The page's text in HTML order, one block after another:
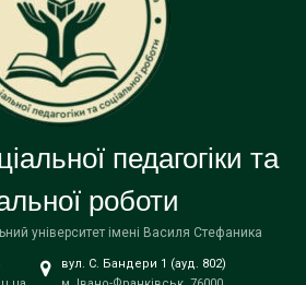
та соціальної
Сабат із
Східної
у Варшаві!
та
роботи Наталія
конференції
педагогіки та
роботи
університет імені Василя Стефаника
вул. С. Бандери 1 (ауд. 802)